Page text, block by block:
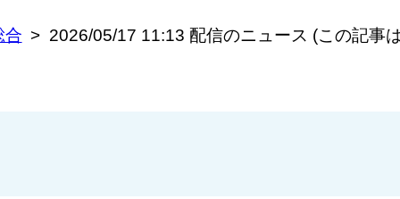
合 2026/05/17 11:13 配信のニュース (この記事